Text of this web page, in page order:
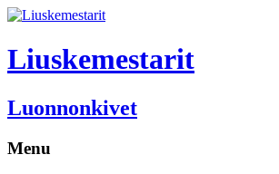
Liuskemestarit
Luonnonkivet
Menu